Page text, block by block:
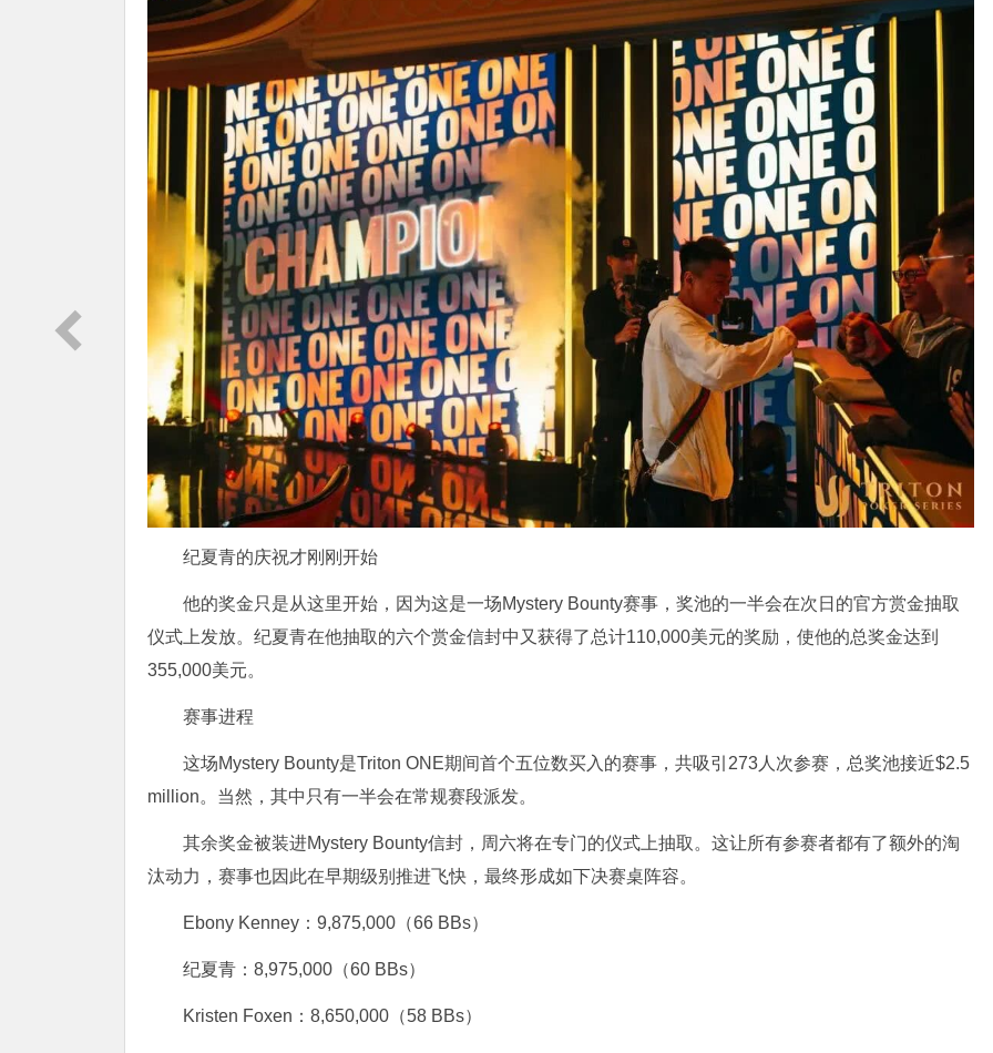
纪夏青的庆祝才刚刚开始
他的奖金只是从这里开始，因为这是一场Mystery Bounty赛事，奖池的一半会在次日的官方赏金抽取
仪式上发放。纪夏青在他抽取的六个赏金信封中又获得了总计110,000美元的奖励，使他的总奖金达到
355,000美元。
赛事进程
这场Mystery Bounty是Triton ONE期间首个五位数买入的赛事，共吸引 273 人次参赛，总奖池接近$2.5
million。当然，其中只有一半会在常规赛段派发。
其余奖金被装进Mystery Bounty信封，周六将在专门的仪式上抽取。这让所有参赛者都有了额外的淘
汰动力，赛事也因此在早期级别推进飞快，最终形成如下决赛桌阵容。
Ebony Kenney ： 9,875,000 （66 BBs）
纪夏青： 8,975,000 （60 BBs）
Kristen Foxen ： 8,650,000 （58 BBs）